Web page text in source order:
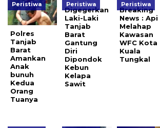
Peristiwa
Polres
Tanjab
Barat
Amankan
Anak
bunuh
Kedua
Orang
Tuanya
Peristiwa
Digegerkan
Laki-Laki
Tanjab
Barat
Gantung
Diri
Dipondok
Kebun
Kelapa
Sawit
Peristiwa
Breaking
News : Api
Melahap
Kawasan
WFC Kota
Kuala
Tungkal